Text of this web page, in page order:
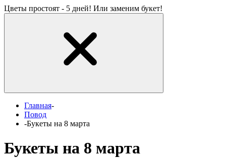
Цветы простоят - 5 дней! Или заменим букет!
Главная-
Повод
-Букеты на 8 марта
Букеты на 8 марта